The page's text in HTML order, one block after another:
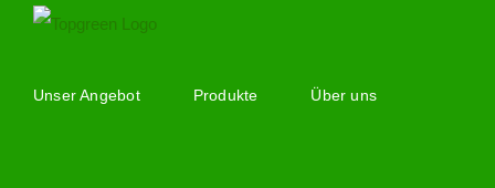
springenUnser Angebot Produkte Über uns